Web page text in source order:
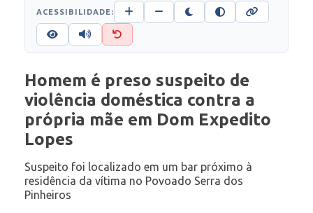
ACESSIBILIDADE:
Homem é preso suspeito de
violência doméstica contra a
própria mãe em Dom Expedito
Lopes
Suspeito foi localizado em um bar próximo à
residência da vítima no Povoado Serra dos
Pinheiros